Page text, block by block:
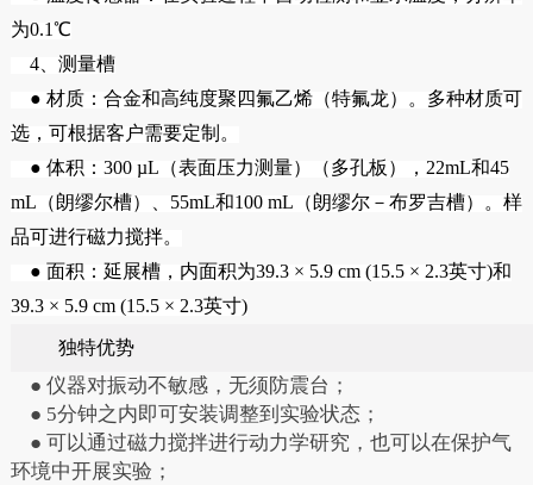
为0.1℃
4、测量槽
● 材质：合金和高纯度聚四氟乙烯（特氟龙）。多种材质可
选，可根据客户需要定制。
● 体积：300 µL（表面压力测量）（多孔板），22mL和45
mL（朗缪尔槽）、55mL和100 mL（朗缪尔－布罗吉槽）。样
品可进行磁力搅拌。
● 面积：延展槽，内面积为39.3 × 5.9 cm (15.5 × 2.3英寸)和
39.3 × 5.9 cm (15.5 × 2.3英寸)
独特优势
● 仪器对振动不敏感，无须防震台；
● 5分钟之内即可安装调整到实验状态；
● 可以通过磁力搅拌进行动力学研究，也可以在保护气
环境中开展实验；